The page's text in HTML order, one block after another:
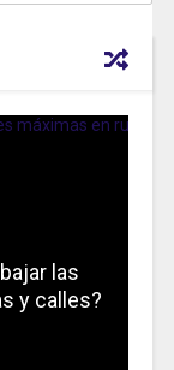
las
y calles?